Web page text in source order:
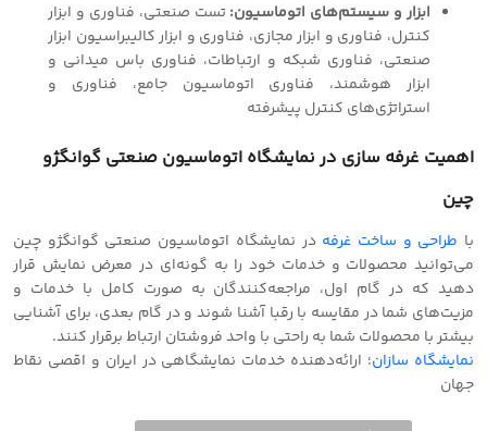
ابزار و سیستم‌های اتوماسیون:تست صنعتی، فناوری و ابزار
کنترل، فناوری و ابزار مجازی، فناوری و ابزار کالیبراسیون ابزار
صنعتی، فناوری شبکه و ارتباطات، فناوری باس میدانی و
ابزار هوشمند، فناوری اتوماسیون جامع، فناوری و
استراتژی‌های کنترل پیشرفته
اهمیت غرفه سازی در نمایشگاه اتوماسیون صنعتی گوانگژو
چین
با طراحی و‌ ساخت غرفه در نمایشگاه اتوماسیون صنعتی گوانگژو چین
می‌توانید محصولات و خدمات خود را به گونه‌ای در معرض نمایش قرار
دهید که در گام اول، مراجعه‌کنندگان به صورت کامل با خدمات و
مزیت‌های شما در مقایسه با رقبا آشنا شوند و در گام بعدی، برای آشنایی
بیشتر با محصولات شما به راحتی با واحد فروشتان ارتباط برقرار کنند.
نمایشگاه سازان؛ ارائه‌دهنده خدمات نمایشگاهی در ایران و‌ اقصی نقاط
جهان